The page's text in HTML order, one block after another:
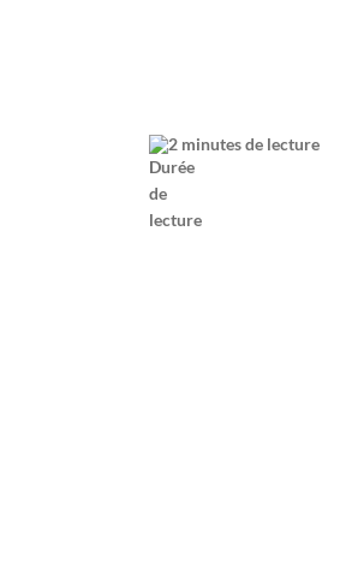
2 minutes de lecture